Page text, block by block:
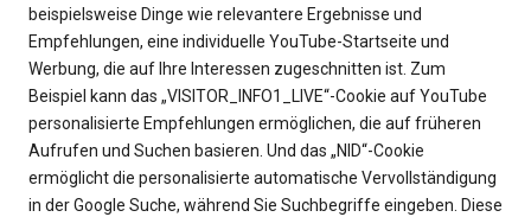
beispielsweise Dinge wie relevantere Ergebnisse und
Empfehlungen, eine individuelle YouTube-Startseite und
Werbung, die auf Ihre Interessen zugeschnitten ist. Zum
Beispiel kann das „VISITOR_INFO1_LIVE“-Cookie auf YouTube
personalisierte Empfehlungen ermöglichen, die auf früheren
Aufrufen und Suchen basieren. Und das „NID“-Cookie
ermöglicht die personalisierte automatische Vervollständigung
in der Google Suche, während Sie Suchbegriffe eingeben. Diese